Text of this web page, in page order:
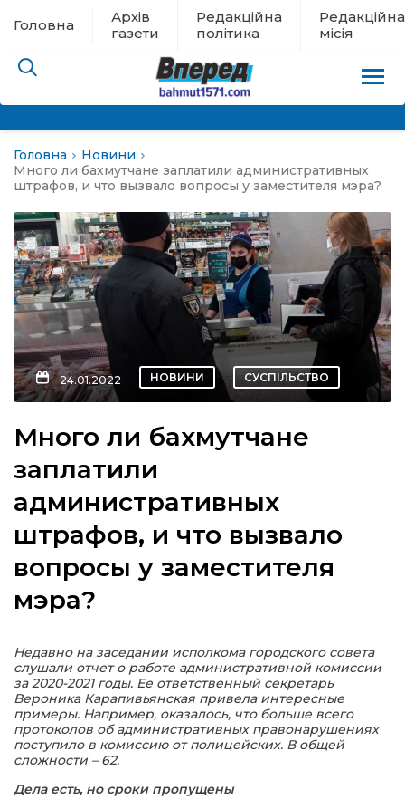
Головна
Архів
газети
Редакційна
політика
Редакційна
місія
евакуації
новини
політика
місія
Головна
Новини
Много ли бахмутчане заплатили административных
штрафов, и что вызвало вопросы у заместителя мэра?
24.01.2022 НОВИНИ СУСПІЛЬСТВО
Много ли бахмутчане
заплатили
административных
штрафов, и что вызвало
вопросы у заместителя
мэра?
Недавно на заседании исполкома городского совета
слушали отчет о работе административной комиссии
за 2020-2021 годы. Ее ответственный секретарь
Вероника Карапивьянская привела интересные
примеры. Например, оказалось, что больше всего
протоколов об административных правонарушениях
поступило в комиссию от полицейских. В общей
сложности – 62.
Дела есть, но сроки пропущены